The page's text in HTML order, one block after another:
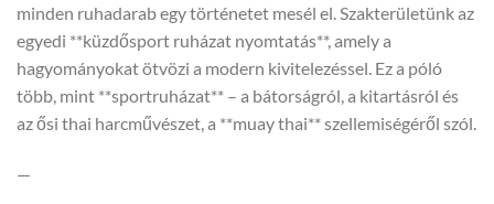
minden ruhadarab egy történetet mesél el. Szakterületünk az
egyedi **küzdősport ruházat nyomtatás**, amely a
hagyományokat ötvözi a modern kivitelezéssel. Ez a póló
több, mint **sportruházat** – a bátorságról, a kitartásról és
az ősi thai harcművészet, a **muay thai** szellemiségéről szól.
—